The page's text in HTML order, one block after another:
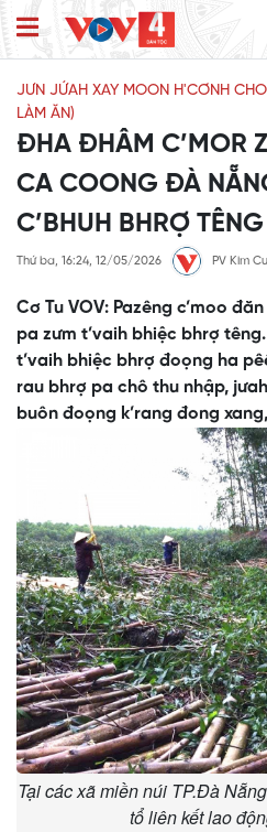
JƯN JỨAH XAY MOON H'CƠNH
LÀM ĂN)
ĐHA ĐHÂM C’MOR
CA COONG ĐÀ
C’BHUH BHRỢ TÊNG
Thứ ba, 16:24, 12/05/2026 PV Kim
Cơ Tu VOV: Pazêng c’moo
pa zưm t’vaih bhiệc bhrợ
t’vaih bhiệc bhrợ đoọng ha
rau bhrợ pa chô thu nhập,
buôn đoọng k’rang đong
Tại các xã miền núi TP.Đà
tổ liên kết lao